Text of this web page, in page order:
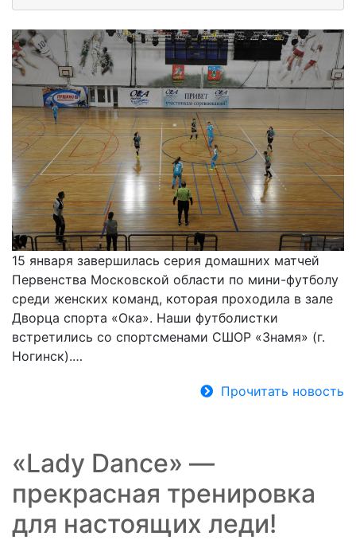
15 января завершилась серия домашних матчей
Первенства Московской области по мини-футболу
среди женских команд, которая проходила в зале
Дворца спорта «Ока». Наши футболистки
встретились со спортсменами СШОР «Знамя» (г.
Ногинск).…
Прочитать новость
«Lady Dance» —
прекрасная тренировка
для настоящих леди!